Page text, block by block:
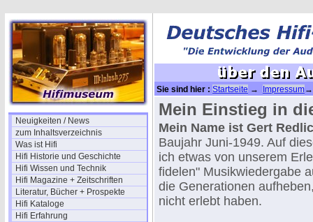
Neuigkeiten / News
zum Inhaltsverzeichnis
Was ist Hifi
Hifi Historie und Geschichte
Hifi Wissen und Technik
Hifi Magazine + Zeitschriften
Literatur, Bücher + Prospekte
Hifi Kataloge
Hifi Erfahrung
Sie sind hier : Startseite → Impressum→
Mein Einstieg in
Mein Name ist Gert
Baujahr Juni-1949. Auf
ich etwas von unserem
fidelen" Musikwiedergabe
die Generationen
nicht erlebt haben.